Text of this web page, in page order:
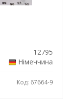
12795
Німеччина
Код: 67664-9